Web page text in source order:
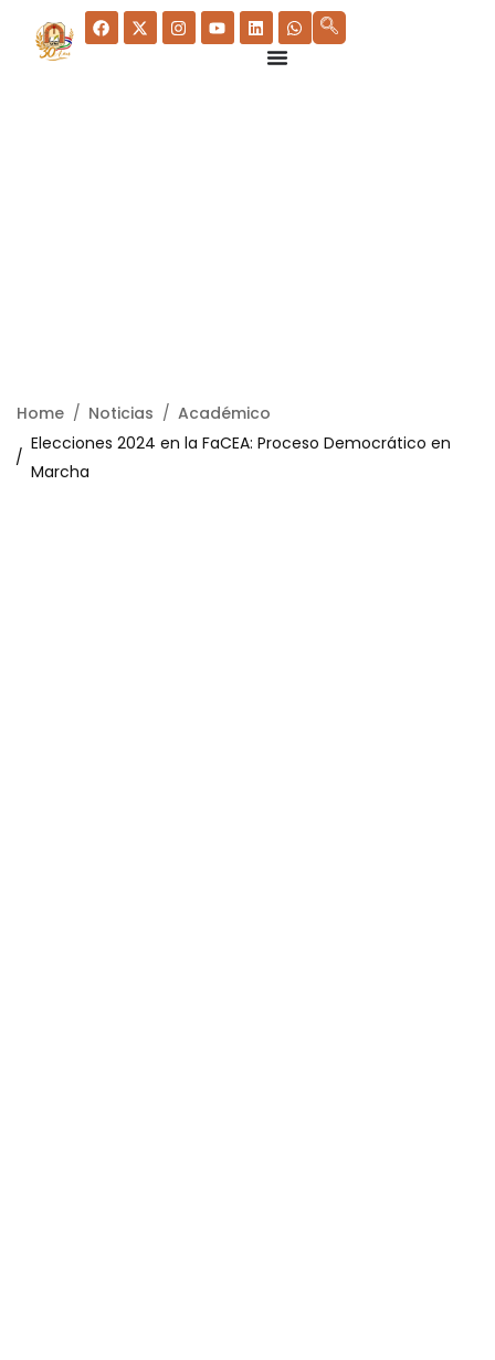
Home Noticias
Académico
Elecciones 2024 en la FaCEA: Proceso Democrático en
Marcha